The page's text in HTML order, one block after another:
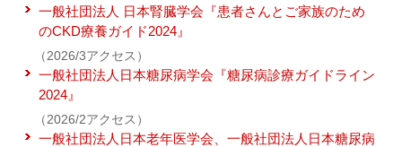
一般社団法人 日本腎臓学会『患者さんとご家族のため
のCKD療養ガイド2024』
（2026/3アクセス）
一般社団法人日本糖尿病学会『糖尿病診療ガイドライン
2024』
（2026/2アクセス）
一般社団法人日本老年医学会、一般社団法人日本糖尿病